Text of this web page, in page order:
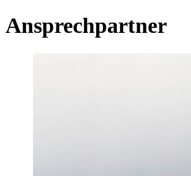
Ansprechpartner